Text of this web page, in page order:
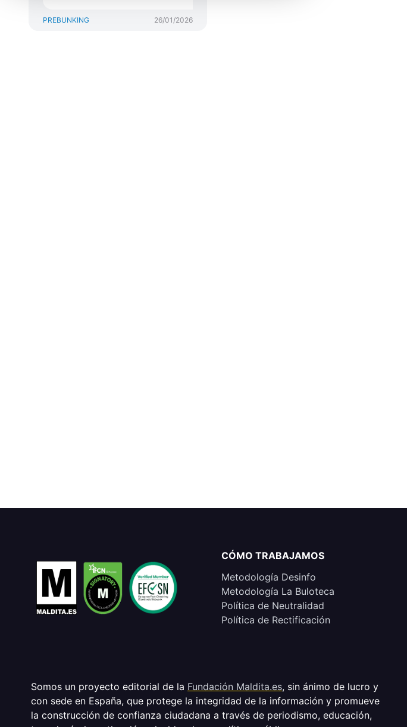
PREBUNKING 26/01/2026
CÓMO TRABAJAMOS
Metodología Desinfo
Metodología La Buloteca
Política de Neutralidad
Política de Rectificación
Somos un proyecto editorial de la Fundación Maldita.es, sin ánimo de lucro y
con sede en España, que protege la integridad de la información y promueve
la construcción de confianza ciudadana a través de periodismo, educación,